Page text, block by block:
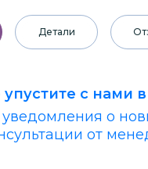
Детали
с нами
о
от